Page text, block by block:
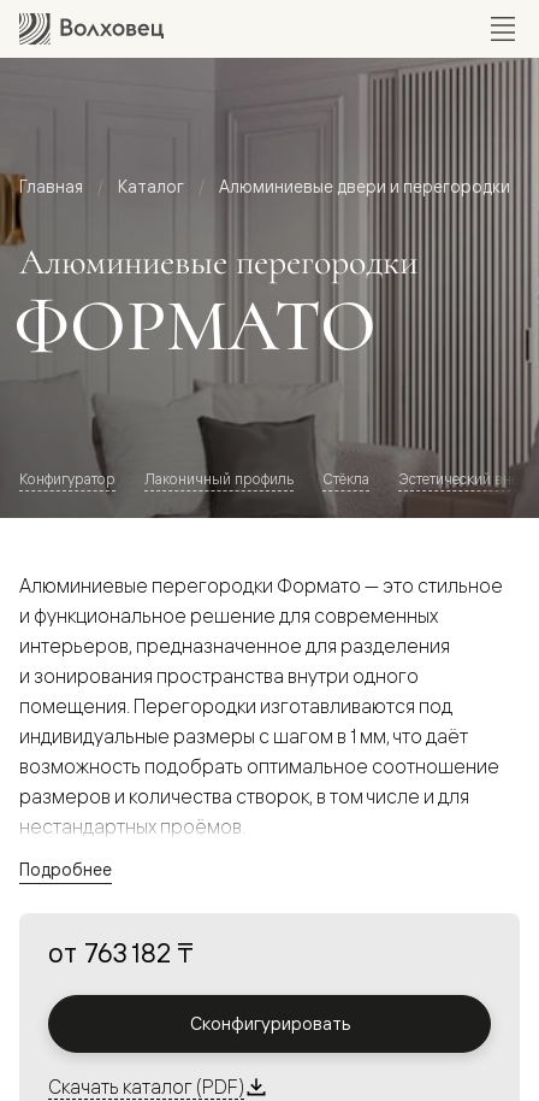
Главная Каталог Алюминиевые двери и перегородки
Алюминиевые перегородки
ФОРМАТО
Конфигуратор Лаконичный профиль Стёкла Эстетический
Алюминиевые перегородки Формато — это стильное
и функциональное решение для современных
интерьеров, предназначенное для разделения
и зонирования пространства внутри одного
помещения. Перегородки изготавливаются под
индивидуальные размеры с шагом в 1 мм, что даёт
возможность подобрать оптимальное соотношение
размеров и количества створок, в том числе и для
нестандартных проёмов.
а большой выбор вставок из стекла с различными
решения в интерьере и варьировать освещённость.
Алюминиевые перегородки имеют единый профиль
Подробнее
от 763 182 ₸
Сконфигурировать
Скачать каталог (PDF)